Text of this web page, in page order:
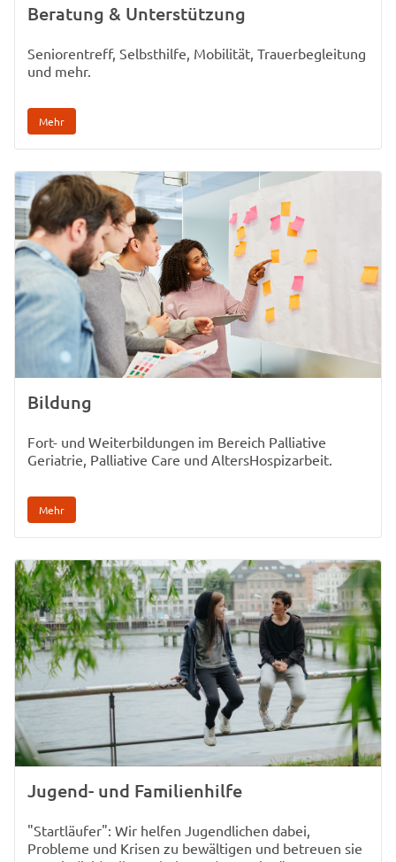
Beratung & Unterstützung
Seniorentreff, Selbsthilfe, Mobilität, Trauerbegleitung
und mehr.
Mehr
Bildung
Fort- und Weiterbildungen im Bereich Palliative
Geriatrie, Palliative Care und AltersHospizarbeit.
Mehr
Jugend- und Familienhilfe
"Startläufer": Wir helfen Jugendlichen dabei,
Probleme und Krisen zu bewältigen und betreuen sie